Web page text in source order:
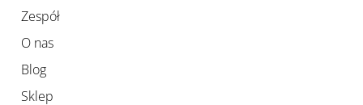
Zespół
O nas
Blog
Sklep